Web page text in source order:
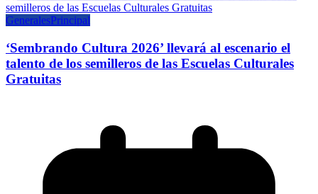
GeneralesPrincipal
‘Sembrando Cultura 2026’ llevará al escenario el
talento de los semilleros de las Escuelas Culturales
Gratuitas